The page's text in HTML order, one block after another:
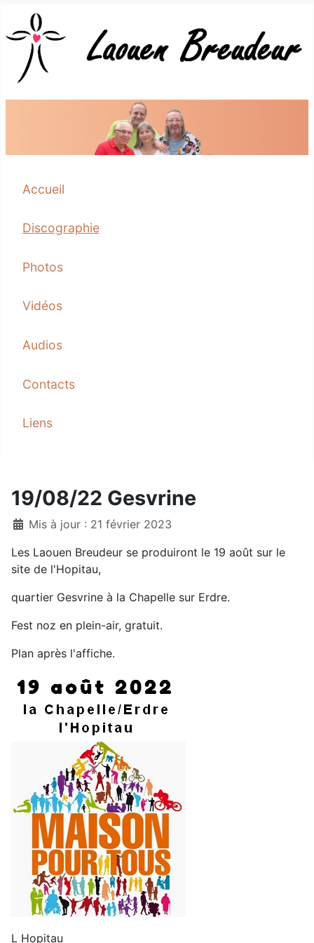
Accueil
Discographie
Photos
Vidéos
Audios
Contacts
Liens
19/08/22 Gesvrine
Mis à jour : 21 février 2023
Les Laouen Breudeur se produiront le 19 août sur le
site de l'Hopitau,
quartier Gesvrine à la Chapelle sur Erdre.
Fest noz en plein-air, gratuit.
Plan après l'affiche.
L Hopitau